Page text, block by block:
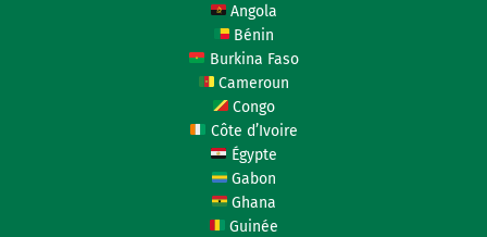
Angola
Bénin
Burkina Faso
Cameroun
Congo
Côte d’Ivoire
Égypte
Gabon
Ghana
Guinée